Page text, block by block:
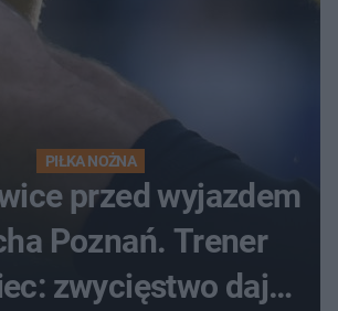
PIŁKA NOŻNA
przed wyjazdem
Poznań. Trener
zwycięstwo daje